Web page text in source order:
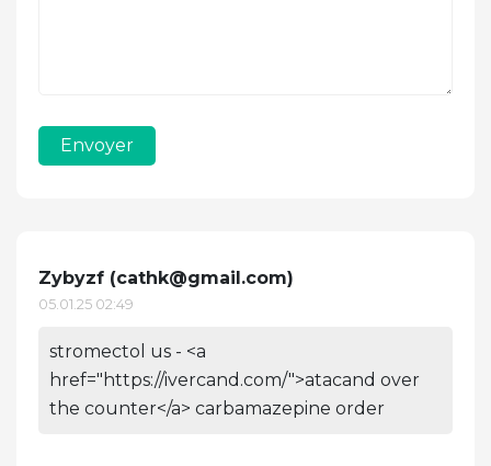
Envoyer
Zybyzf (cathk@gmail.com)
05.01.25 02:49
stromectol us - <a
href="https://ivercand.com/">atacand over
the counter</a> carbamazepine order